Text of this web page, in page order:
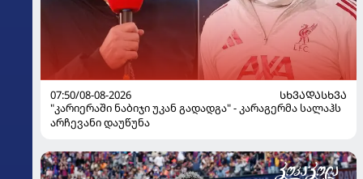
07:50/08-08-2026
ᲡᲮᲕᲐᲓᲐᲡᲮᲕᲐ
"კარიერაში ნაბიჯი უკან გადადგა" - კარაგერმა სალაჰს
არჩევანი დაუწუნა